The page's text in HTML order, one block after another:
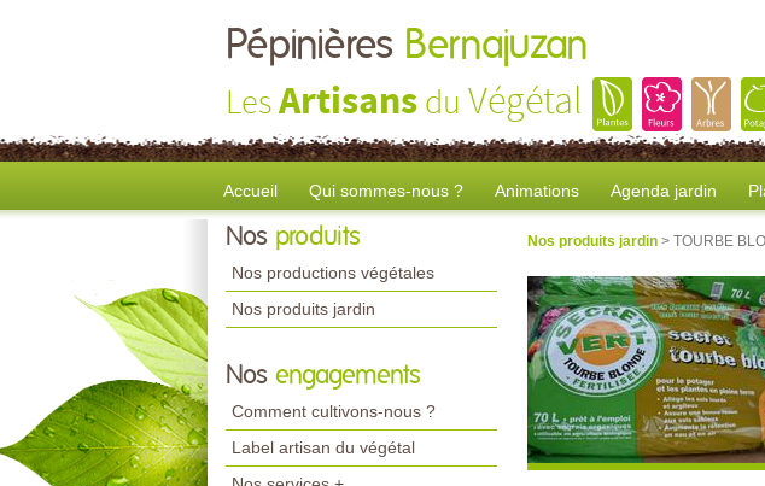
Pépinières Bernajuzan
LesArtisans du Végétal
Accueil Qui sommes-nous ? Animations Agenda jardin
Nos produits
Nos productions végétales
Nos produits jardin
Nos engagements
Comment cultivons-nous ?
Label artisan du végétal
Nos produits jardin > TOURBE